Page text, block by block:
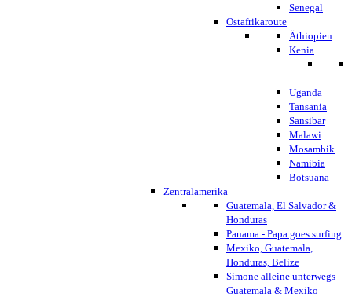
Senegal
Ostafrikaroute
Äthiopien
Kenia
Uganda
Tansania
Sansibar
Malawi
Mosambik
Namibia
Botsuana
Zentralamerika
Guatemala, El Salvador &
Honduras
Panama - Papa goes surfing
Mexiko, Guatemala,
Honduras, Belize
Simone alleine unterwegs
Guatemala & Mexiko